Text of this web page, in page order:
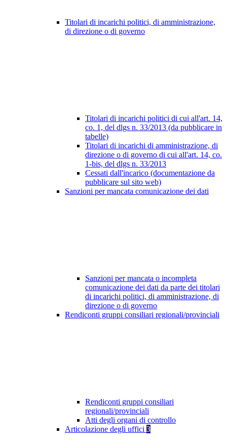
Titolari di incarichi politici, di amministrazione,
di direzione o di governo
Titolari di incarichi politici di cui all'art. 14,
co. 1, del dlgs n. 33/2013 (da pubblicare in
tabelle)
Titolari di incarichi di amministrazione, di
direzione o di governo di cui all'art. 14, co.
1-bis, del dlgs n. 33/2013
Cessati dall'incarico (documentazione da
pubblicare sul sito web)
Sanzioni per mancata comunicazione dei dati
Sanzioni per mancata o incompleta
comunicazione dei dati da parte dei titolari
di incarichi politici, di amministrazione, di
direzione o di governo
Rendiconti gruppi consiliari regionali/provinciali
Rendiconti gruppi consiliari
regionali/provinciali
Atti degli organi di controllo
Articolazione degli uffici 3